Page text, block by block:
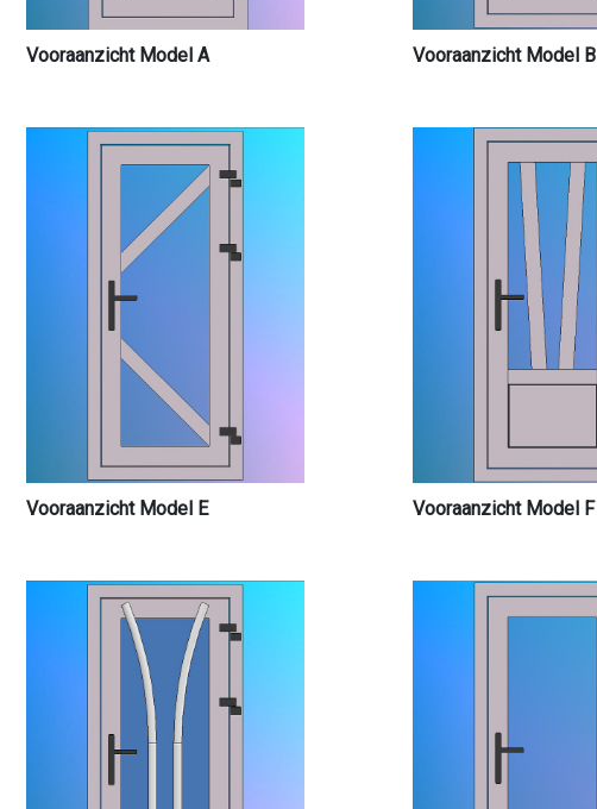
Vooraanzicht Model A Vooraanzicht Model B
Vooraanzicht Model E Vooraanzicht Model F